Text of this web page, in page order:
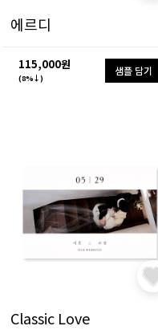
에르디
115,000원
(8%↓)
샘플 담기
Classic Love